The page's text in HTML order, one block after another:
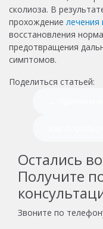
сколиоза. В
прохождение лечения
восстановления
предотвращения
симптомов.
Поделиться статьей:
Остались
Получите
Звоните по